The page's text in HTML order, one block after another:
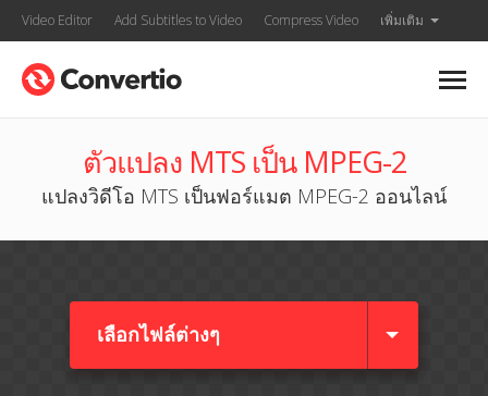
Video Editor Add Subtitles to Video Compress Video เพิ่มเติม
ตัวแปลง MTS เป็น MPEG-2
แปลงวิดีโอ MTS เป็นฟอร์แมต MPEG-2 ออนไลน์
เลือกไฟล์ต่างๆ​